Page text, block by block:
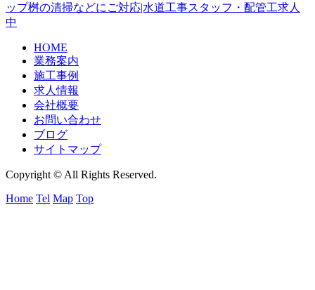
ップ桝の清掃などにご対応|水道工事スタッフ・配管工求人
中
HOME
業務案内
施工事例
求人情報
会社概要
お問い合わせ
ブログ
サイトマップ
Copyright © All Rights Reserved.
Home Tel Map Top